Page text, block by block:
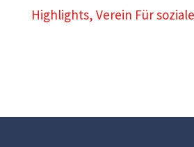
Highlights, Verein Für